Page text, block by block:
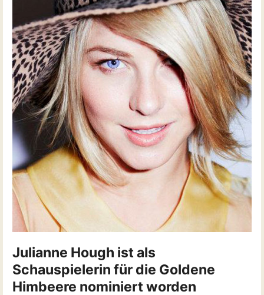
Julianne Hough ist als
Schauspielerin für die Goldene
Himbeere nominiert worden